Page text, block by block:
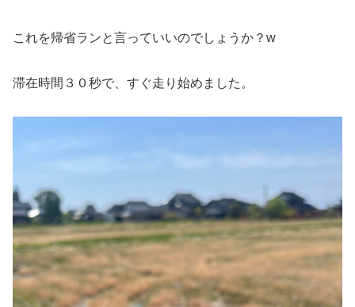
これを帰省ランと言っていいのでしょうか？w
滞在時間３０秒で、すぐ走り始めました。